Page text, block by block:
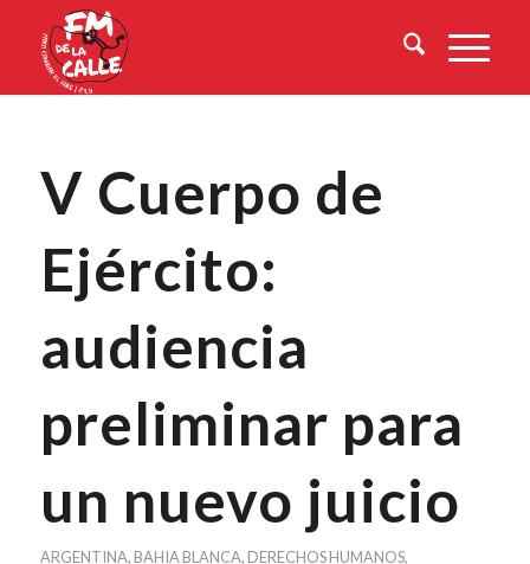
V Cuerpo de
Ejército:
audiencia
preliminar para
un nuevo juicio
ARGENTINA, BAHIA BLANCA, DERECHOS HUMANOS,